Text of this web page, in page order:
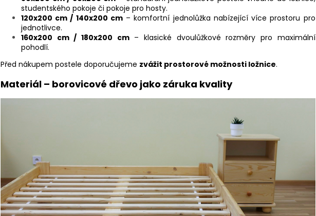
studentského pokoje či pokoje pro hosty.
120x200 cm / 140x200 cm– komfortní jednolůžka nabízející více prostoru pro
jednotlivce.
160x200 cm / 180x200 cm– klasické dvoulůžkové rozměry pro maximální
pohodlí.
Před nákupem postele doporučujeme zvážit prostorové možnosti ložnice.
Materiál – borovicové dřevo jako záruka kvality